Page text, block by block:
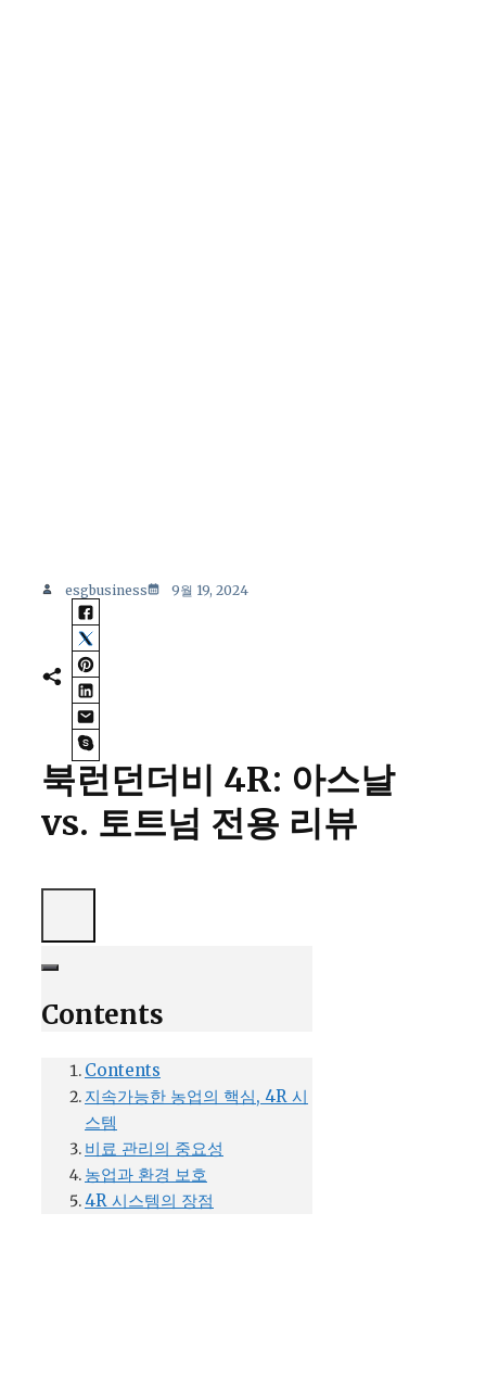
esgbusiness 9월 19, 2024
북런던더비 4R: 아스날
vs. 토트넘 전용 리뷰
Contents
Contents
지속가능한 농업의 핵심, 4R 시
스템
비료 관리의 중요성
농업과 환경 보호
4R 시스템의 장점